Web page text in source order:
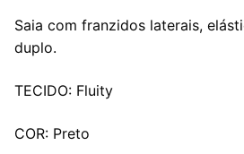
Saia com franzidos laterais,
duplo.
TECIDO: Fluity
COR: Preto